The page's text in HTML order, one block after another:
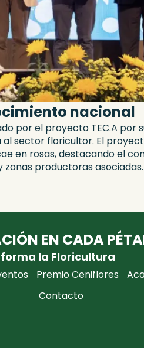
nacional
por el proyecto TEC.A por
sector floricultor. El
en rosas, destacando el
productoras asociadas.
EN CADA
la Floricultura
Premio Ceniflores
Contacto